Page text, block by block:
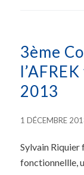
3ème
2013
1 DÉCEMBRE
Sylvain Riquier
fonctionnellle,